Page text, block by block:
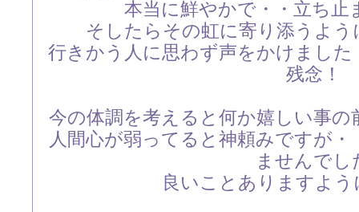
本当に鮮やかで・・立ち止
そしたらその虹に寄り添うよ
行きかう人に思わず声をかけまし
残念！
今の体調を考えると何か嬉しい事
人間心が弱ってると神頼みですが
ませんでし
良いことありますよう